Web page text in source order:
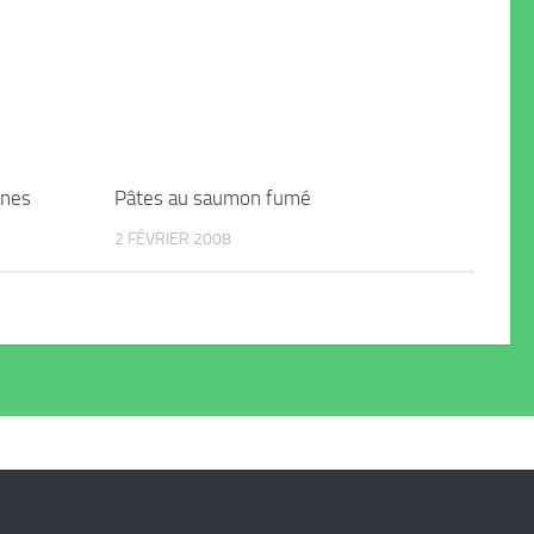
Pâtes au saumon fumé
2 FÉVRIER 2008